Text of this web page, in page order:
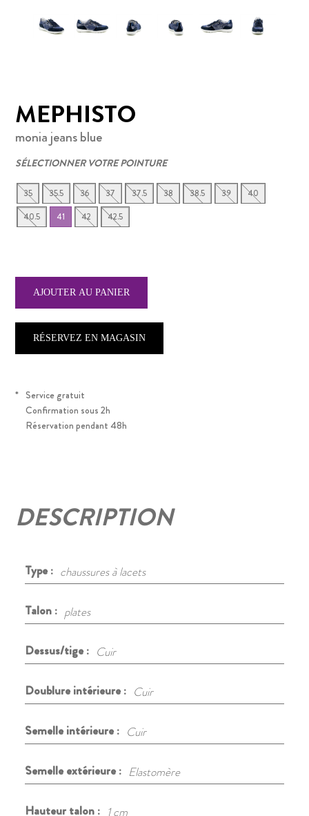
MEPHISTO
monia jeans blue
SÉLECTIONNER VOTRE POINTURE
35 35.5 36 37 37.5 38 38.5 39
40
40.5
41 42 42.5
RÉSERVEZ EN MAGASIN
* Service gratuit
Confirmation sous 2h
Réservation pendant 48h
DESCRIPTION
Type : chaussures à lacets
Talon : plates
Dessus/tige : Cuir
Doublure intérieure : Cuir
Semelle intérieure : Cuir
Semelle extérieure : Elastomère
Hauteur talon : 1 cm